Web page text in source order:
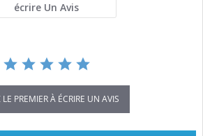
écrire Un Avis
LE PREMIER À ÉCRIRE UN AVIS